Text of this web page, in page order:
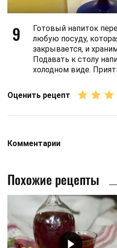
9
Готовый напиток
любую посуду,
закрывается, и
Подавать к столу
холодном виде.
Оценить рецепт
Комментарии
Похожие рецепты